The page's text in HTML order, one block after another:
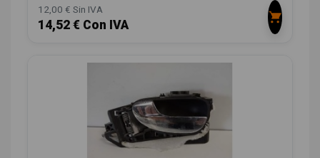
12,00 € Sin IVA
14,52 € Con IVA